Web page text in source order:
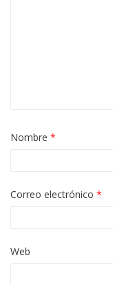
Nombre *
Correo electrónico *
Web